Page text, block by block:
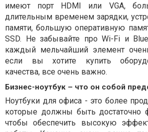
имеют порт HDMI или VGA,
длительным временем зарядки,
памяти, большую оперативную
SSD. Не забывайте про Wi-Fi и
каждый мельчайший элемент
если вы хотите купить
качества, все очень важно.
Бизнес-ноутбук – что он собой
Ноутбуки для офиса - это более
которые должны быть достаточно
чтобы обеспечить высокую